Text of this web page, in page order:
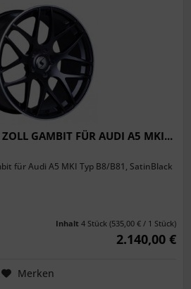
ZOLL GAMBIT FÜR AUDI A5 MKI...
für Audi A5 MKI Typ B8/B81, SatinBlack
Inhalt 4 Stück (535,00 € / 1 Stück)
2.140,00 €
Merken